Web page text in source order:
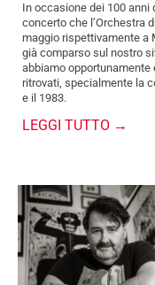
In occasione dei 100 anni
concerto che l’Orchestra
maggio rispettivamente a
già comparso sul nostro
abbiamo
ritrovati, specialmente la
e il 1983.
LEGGI TUTTO →